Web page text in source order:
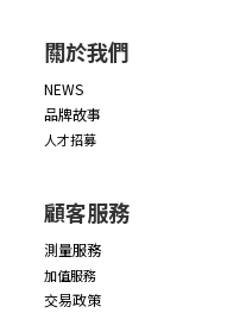
關於我們
NEWS
品牌故事
人才招募
顧客服務
測量服務
加值服務
交易政策